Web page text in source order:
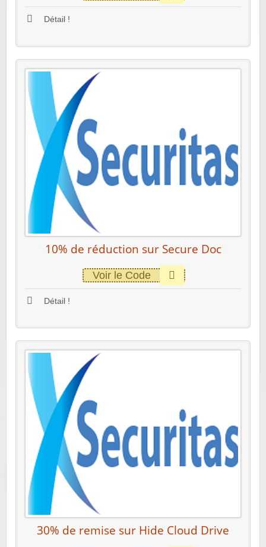
Détail !
10% de réduction sur Secure Doc
Voir le Code
Détail !
30% de remise sur Hide Cloud Drive